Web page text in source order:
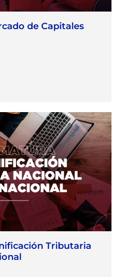
de Capitales
Tributaria